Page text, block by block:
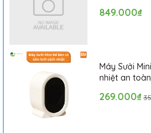
849.000₫
Máy Sưởi
nhiệt an
269.000₫